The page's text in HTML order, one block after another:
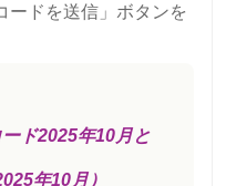
ードを送信」ボタンを
ド2025年10月と
年10月）